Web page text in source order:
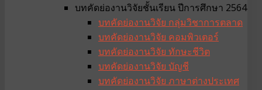
บทคัดย่องานวิจัยชั้นเรียน ปีการศึกษา 2564
บทคัดย่องานวิจัย กลุ่มวิชาการตลาด
บทคัดย่องานวิจัย คอมพิวเตอร์
บทคัดย่องานวิจัย ทักษะชีวิต
บทคัดย่องานวิจัย บัญชี
บทคัดย่องานวิจัย ภาษาต่างประเทศ